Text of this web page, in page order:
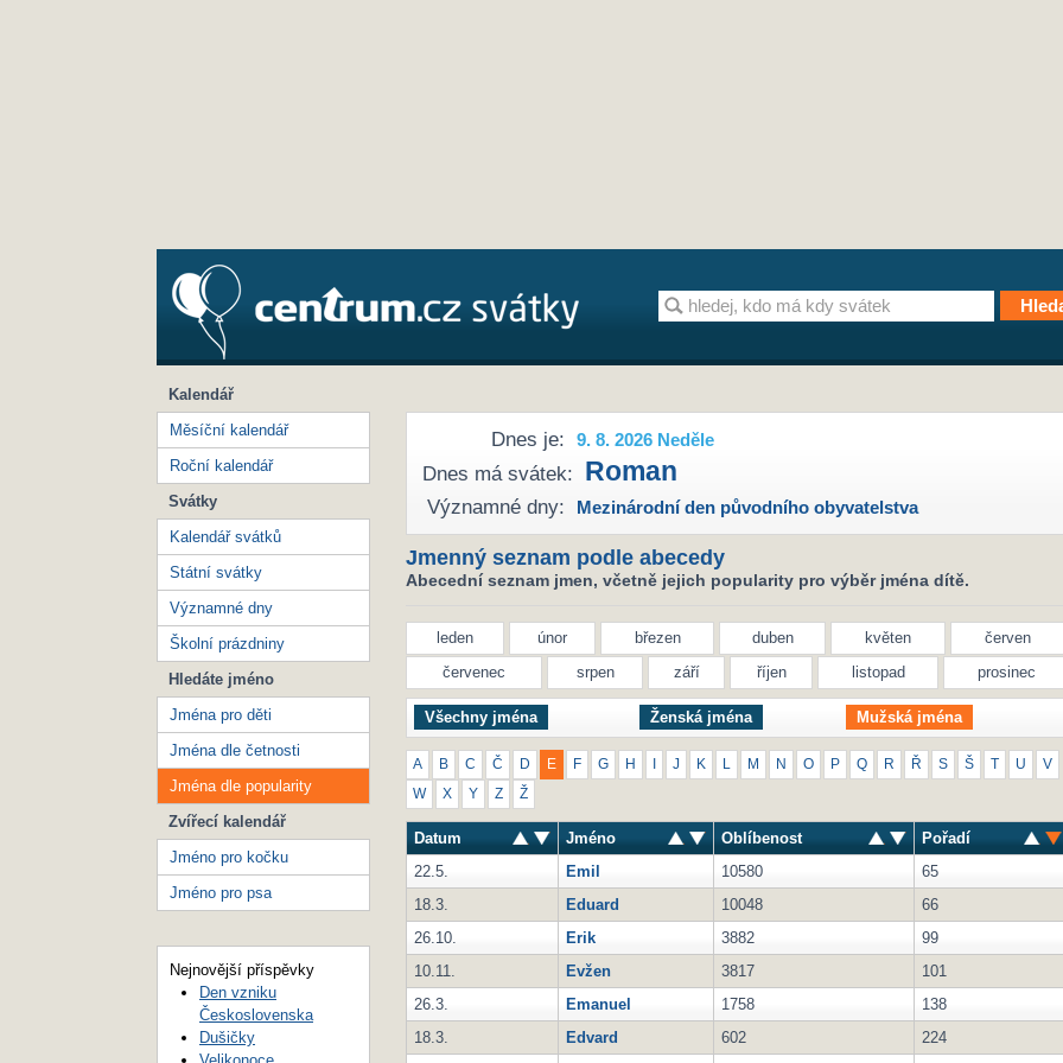
Dnes je: 9. 8. 2026 Neděle
Dnes má svátek: Roman
Významné dny: Mezinárodní den původního obyvatelstva
Jmenný seznam podle abecedy
Abecední seznam jmen, včetně jejich popularity pro výběr jména dítě.
leden únor březen duben květen
červen
červenec
srpen září říjen listopad prosinec
Všechny jména Ženská jména Mužská jména
A B C Č D E F G H J K M N O P Q R Ř S Š T U V
W X Y Z Ž
Datum Jméno Oblíbenost
Pořadí
22.5.
Emil 10580
65
18.3.
Eduard 10048
66
26.10.
Erik 3882
99
10.11.
Evžen 3817
101
26.3.
Emanuel 1758
138
18.3.
Edvard 602
224
Kalendář
Měsíční kalendář
Roční kalendář
Svátky
Kalendář svátků
Státní svátky
Významné dny
Školní prázdniny
Hledáte jméno
Jména pro děti
Jména dle četnosti
Jména dle popularity
Zvířecí kalendář
Jméno pro kočku
Jméno pro psa
Nejnovější příspěvky
Den vzniku
Československa
Dušičky